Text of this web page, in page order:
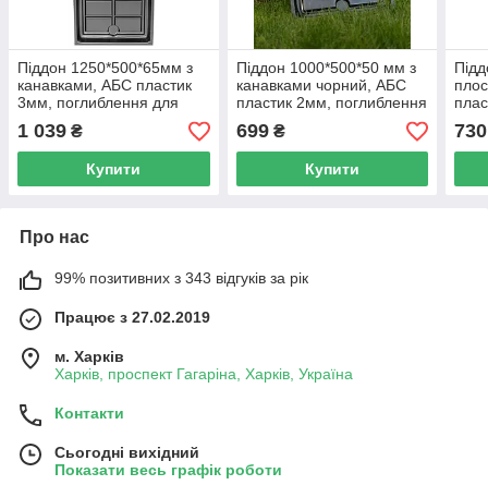
Піддон 1250*500*65мм з
канавками, АБС пластик
3мм, поглиблення для
подачі. Колір чорний.
1 039 ₴
Купити
Піддон 1000*500*50 мм з
канавками чорний, АБС
пластик 2мм, поглиблення
699₴
Купити
730
Про нас
99% позитивних з 343 відгуків за рік
Працює з 27.02.2019
м. Харків
Харків, проспект Гагаріна, Харків, Україна
Контакти
Сьогодні вихідний
Показати весь графік роботи